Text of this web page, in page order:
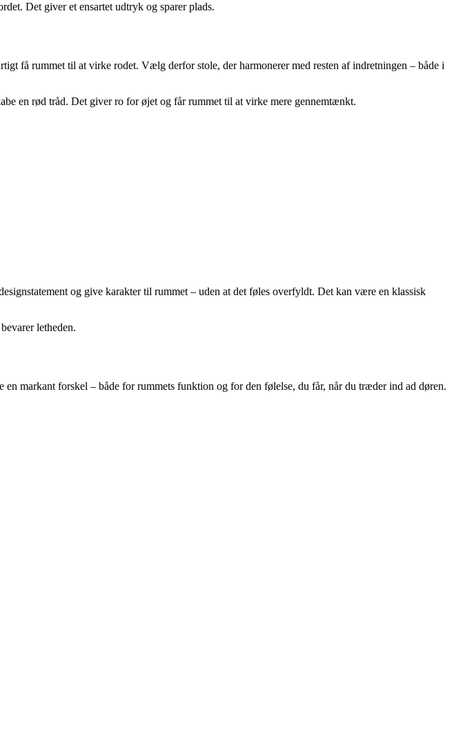
Det giver et ensartet udtryk og sparer plads.
få rummet til at virke rodet. Vælg derfor stole, der harmonerer med resten af indretningen – både i
en rød tråd. Det giver ro for øjet og får rummet til at virke mere gennemtænkt.
og give karakter til rummet – uden at det føles overfyldt. Det kan være en klassisk
letheden.
markant forskel – både for rummets funktion og for den følelse, du får, når du træder ind ad døren.